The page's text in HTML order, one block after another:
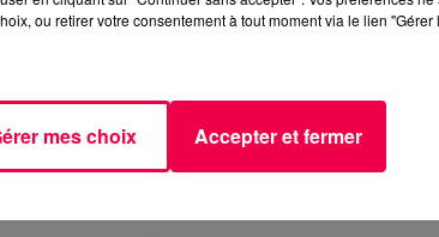
ou retirer votre consentement à tout moment via le lien
mes choix Accepter et fermer